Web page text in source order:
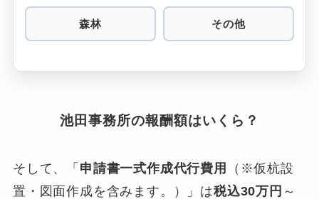
森林 その他
池田事務所の報酬額はいくら？
そして、「 申請書一式作成代行費用
（※仮杭設
置・図面作成を含みます。）」は税込30万円 ～